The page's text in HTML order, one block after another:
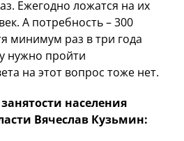
Ежегодно ложатся на их
А потребность – 300
минимум раз в три года
нужно пройти
на этот вопрос тоже нет.
населения
Вячеслав Кузьмин: